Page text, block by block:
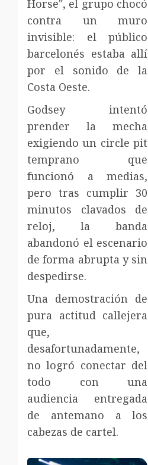
Horse", el grupo chocó
contra un muro
invisible: el público
barcelonés estaba allí
por el sonido de la
Costa Oeste.
Godsey intentó
prender la mecha
exigiendo un circle pit
temprano que
funcionó a medias,
pero tras cumplir 30
minutos clavados de
reloj, la banda
abandonó el escenario
de forma abrupta y sin
despedirse.
Una demostración de
pura actitud callejera
que,
desafortunadamente,
no logró conectar del
todo con una
audiencia entregada
de antemano a los
cabezas de cartel.